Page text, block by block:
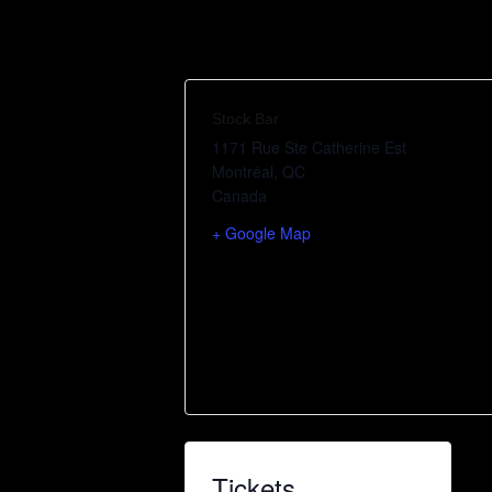
Stock Bar
1171 Rue Ste Catherine Est
Montréal, QC
Canada
+ Google Map